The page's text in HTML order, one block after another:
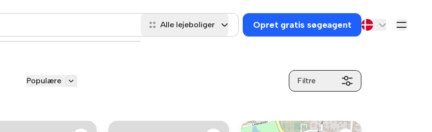
Alle lejeboliger Opret gratis søgeagent
Populære Filtre